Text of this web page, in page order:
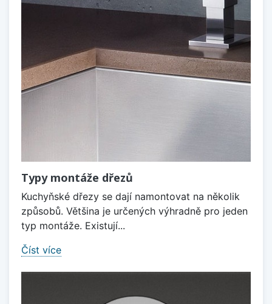
Typy montáže dřezů
Kuchyňské dřezy se dají namontovat na několik
způsobů. Většina je určených výhradně pro jeden
typ montáže. Existují...
Číst více